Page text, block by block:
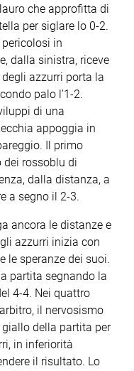
che approfitta di
per siglare lo 0-2.
in
dalla sinistra, riceve
azzurri porta la
palo l’1-2.
di una
appoggia in
Il primo
rossoblu di
dalla distanza, a
a segno il 2-3.
ancora le distanze e
azzurri inizia con
le speranze dei suoi.
partita segnando la
4-4. Nei quattro
il nervosismo
della partita per
in inferiorità
il risultato. Lo